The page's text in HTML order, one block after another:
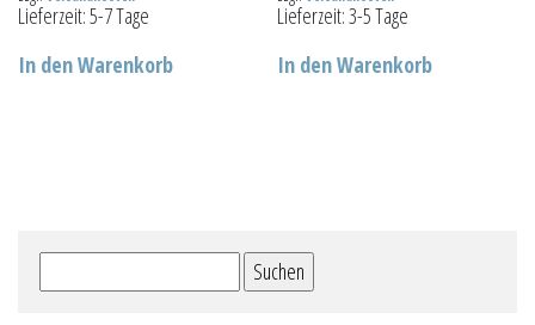
Lieferzeit:5-7 Tage
In den Warenkorb
Lieferzeit:3-5 Tage
In den Warenkorb
nach: